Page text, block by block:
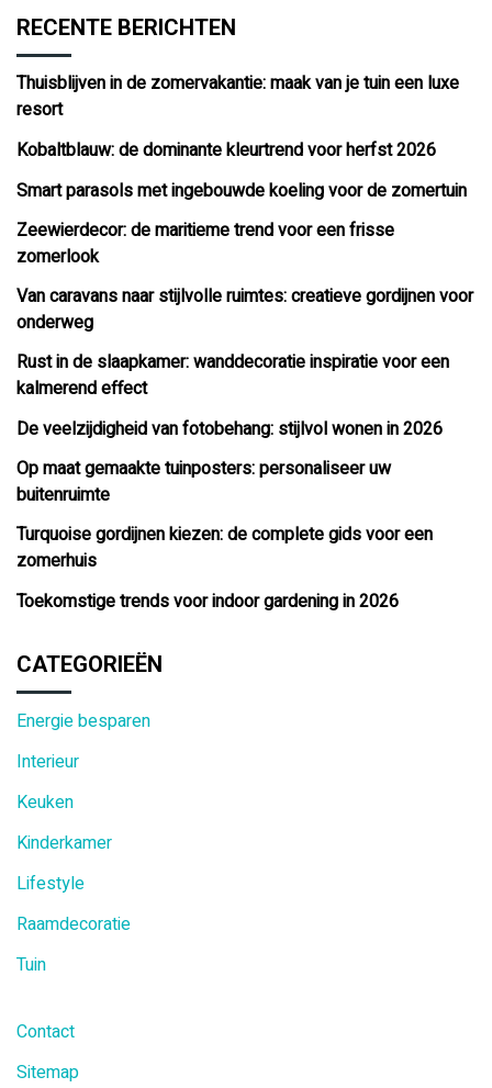
RECENTE BERICHTEN
Thuisblijven in de zomervakantie: maak van je tuin een luxe
resort
Kobaltblauw: de dominante kleurtrend voor herfst 2026
Smart parasols met ingebouwde koeling voor de zomertuin
Zeewierdecor: de maritieme trend voor een frisse
zomerlook
Van caravans naar stijlvolle ruimtes: creatieve gordijnen voor
onderweg
Rust in de slaapkamer: wanddecoratie inspiratie voor een
kalmerend effect
De veelzijdigheid van fotobehang: stijlvol wonen in 2026
Op maat gemaakte tuinposters: personaliseer uw
buitenruimte
Turquoise gordijnen kiezen: de complete gids voor een
zomerhuis
Toekomstige trends voor indoor gardening in 2026
CATEGORIEËN
Energie besparen
Interieur
Keuken
Kinderkamer
Lifestyle
Raamdecoratie
Tuin
Contact
Sitemap